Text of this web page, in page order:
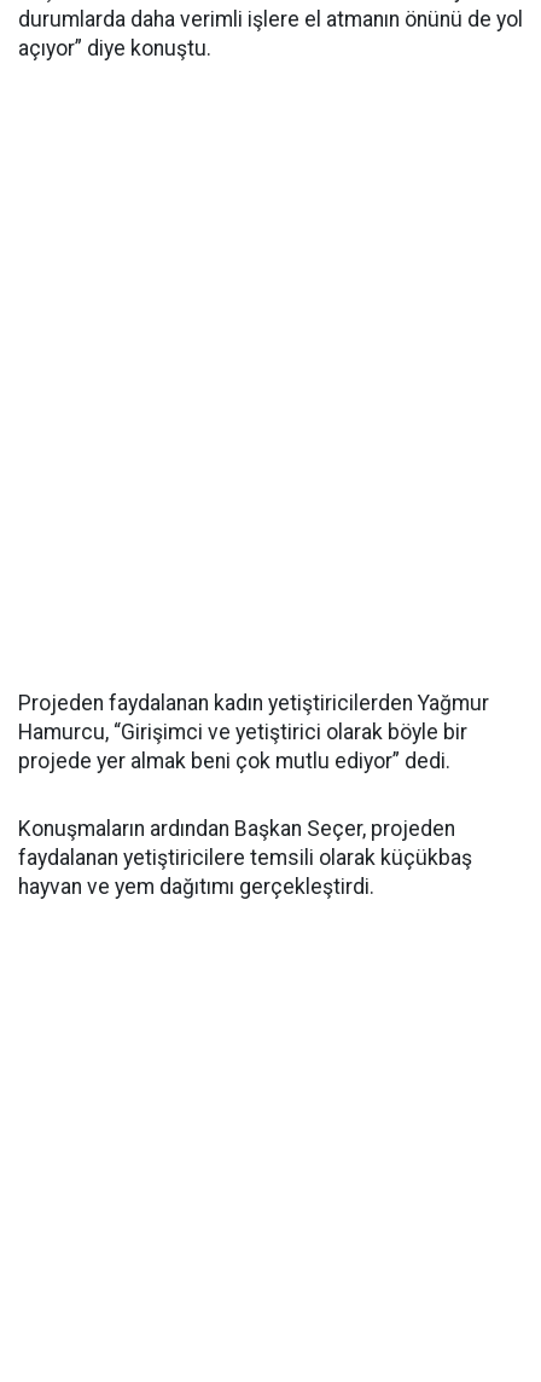
durumlarda daha verimli işlere el atmanın önünü de yol
açıyor” diye konuştu.
Projeden faydalanan kadın yetiştiricilerden Yağmur
Hamurcu, “Girişimci ve yetiştirici olarak böyle bir
projede yer almak beni çok mutlu ediyor” dedi.
Konuşmaların ardından Başkan Seçer, projeden
faydalanan yetiştiricilere temsili olarak küçükbaş
hayvan ve yem dağıtımı gerçekleştirdi.